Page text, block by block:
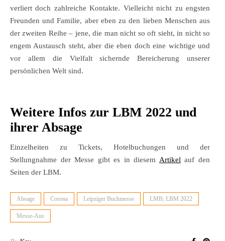
verliert doch zahlreiche Kontakte. Vielleicht nicht zu engsten
Freunden und Familie, aber eben zu den lieben Menschen aus
der zweiten Reihe – jene, die man nicht so oft sieht, in nicht so
engem Austausch steht, aber die eben doch eine wichtige und
vor allem die Vielfalt sichernde Bereicherung unserer
persönlichen Welt sind.
Weitere Infos zur LBM 2022 und
ihrer Absage
Einzelheiten zu Tickets, Hotelbuchungen und der
Stellungnahme der Messe gibt es in diesem Artikel auf den
Seiten der LBM.
Absage Corona Leipziger Buchmesse LMB; LBM 2022
Messe-Aus